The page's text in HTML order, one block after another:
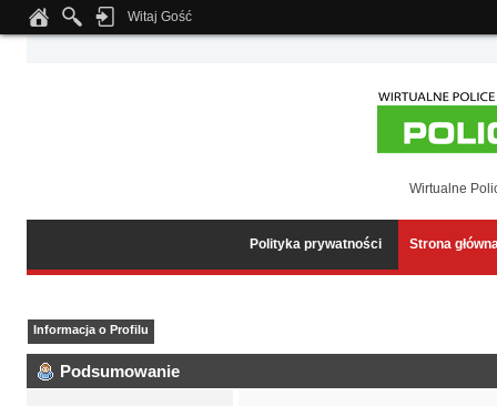
Notice: Undefined index: tapatalk_body_hook in
Witaj Gość
Wirtualne
Polityka prywatności Strona
Informacja o Profilu
Podsumowanie